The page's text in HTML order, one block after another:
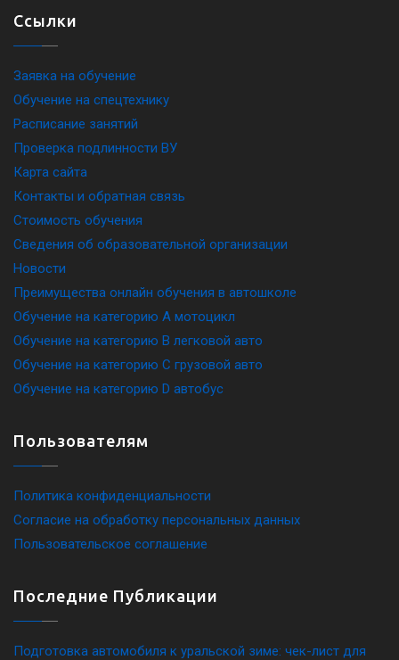
Ссылки
Заявка на обучение
Обучение на спецтехнику
Расписание занятий
Проверка подлинности ВУ
Карта сайта
Контакты и обратная связь
Стоимость обучения
Сведения об образовательной организации
Новости
Преимущества онлайн обучения в автошколе
Обучение на категорию A мотоцикл
Обучение на категорию B легковой авто
Обучение на категорию C грузовой авто
Обучение на категорию D автобус
Пользователям
Политика конфиденциальности
Согласие на обработку персональных данных
Пользовательское соглашение
Последние Публикации
Подготовка автомобиля к уральской зиме: чек-лист для